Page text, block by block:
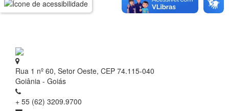
Rua 1 nº 60, Setor Oeste, CEP 74.115-040
Goiânia - Goiás
+ 55 (62) 3209.9700